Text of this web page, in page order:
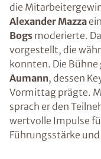
die
Alexander Mazza
Bogs moderierte.
vorgestellt, die
konnten. Die
Aumann, dessen
Vormittag prägte.
sprach er den
wertvolle Impulse
Führungsstärke